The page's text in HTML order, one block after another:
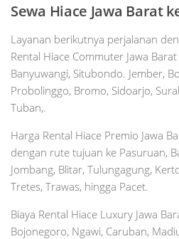
Sewa Hiace Jawa Barat
Layanan berikutnya perjalanan
Rental Hiace Commuter Jawa
Banyuwangi, Situbondo. Jember,
Probolinggo, Bromo, Sidoarjo,
Tuban,.
Harga Rental Hiace Premio Jawa
dengan rute tujuan ke Pasuruan,
Jombang, Blitar, Tulungagung,
Tretes, Trawas, hingga Pacet.
Biaya Rental Hiace Luxury Jawa
Bojonegoro, Ngawi, Caruban,